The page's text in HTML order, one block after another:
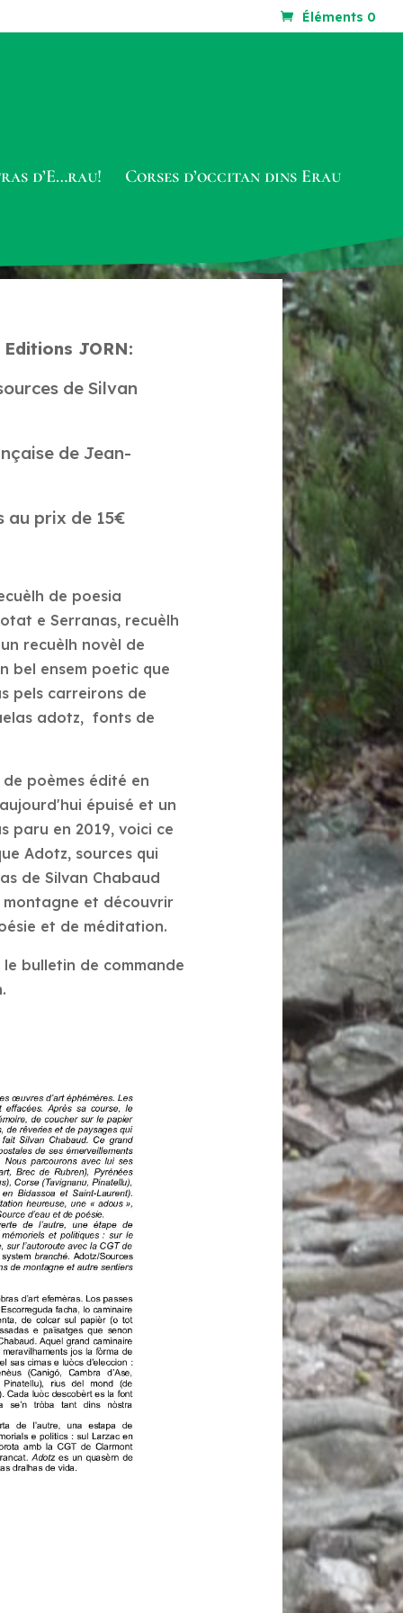
Éléments 0
d’E…rau! Corses d’occitan dins Erau
JORN:
de Silvan
de Jean-
prix de 15€
de poesia
e Serranas, recuèlh
recuèlh novèl de
bel ensem poetic que
pels carreirons de
adotz, fonts de
poèmes édité en
épuisé et un
paru en 2019, voici ce
Adotz, sources qui
de Silvan Chabaud
montagne et découvrir
et de méditation.
de commande